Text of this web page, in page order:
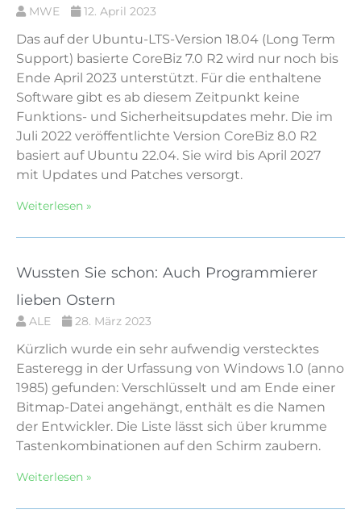
MWE 12. April 2023
Das auf der Ubuntu-LTS-Version 18.04 (Long Term
Support) basierte CoreBiz 7.0 R2 wird nur noch bis
Ende April 2023 unterstützt. Für die enthaltene
Software gibt es ab diesem Zeitpunkt keine
Funktions- und Sicherheitsupdates mehr. Die im
Juli 2022 veröffentlichte Version CoreBiz 8.0 R2
basiert auf Ubuntu 22.04. Sie wird bis April 2027
mit Updates und Patches versorgt.
Weiterlesen »
Wussten Sie schon: Auch Programmierer
lieben Ostern
ALE 28. März 2023
Kürzlich wurde ein sehr aufwendig verstecktes
Easteregg in der Urfassung von Windows 1.0 (anno
1985) gefunden: Verschlüsselt und am Ende einer
Bitmap-Datei angehängt, enthält es die Namen
der Entwickler. Die Liste lässt sich über krumme
Tastenkombinationen auf den Schirm zaubern.
Weiterlesen »